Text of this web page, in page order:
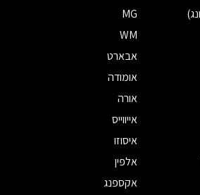
MG
WM
אבארט
אומודה
אורה
אייווייס
איסוזו
אלפין
אקספנג